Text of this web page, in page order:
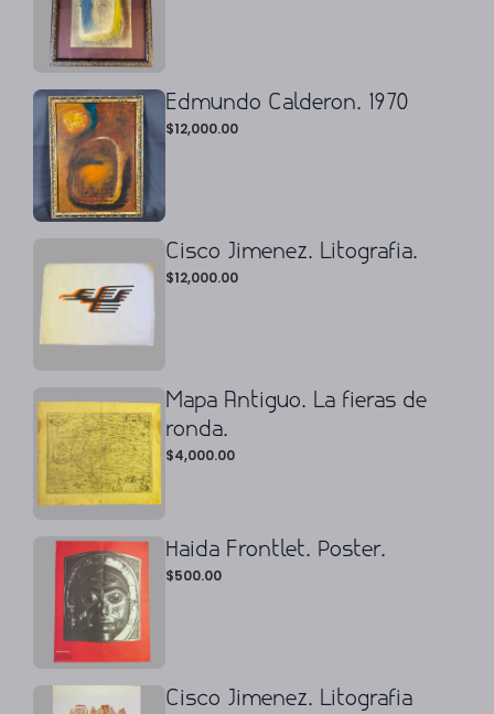
Edmundo Calderon. 1970
$12,000.00
Cisco Jimenez. Litografia.
$12,000.00
Mapa Antiguo. La fieras de
ronda.
$4,000.00
Haida Frontlet. Poster.
$500.00
Cisco Jimenez. Litografia